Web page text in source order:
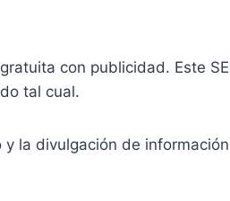
con publicidad. Este
tal cual.
la divulgación de